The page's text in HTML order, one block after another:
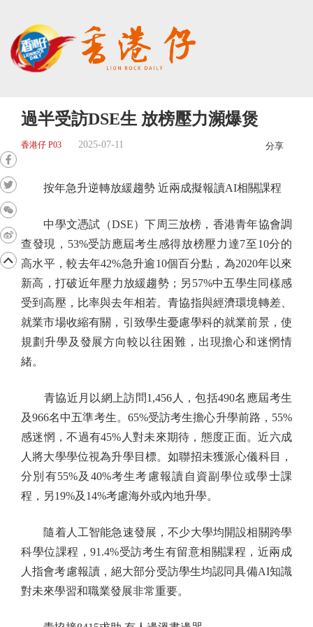
過半受訪DSE生 放榜壓力瀕爆煲
香港仔 P03 2025-07-11 分享
按年急升逆轉放緩趨勢 近兩成擬報讀AI相關課程
中學文憑試（DSE）下周三放榜，香港青年協會調
查發現，53%受訪應屆考生感得放榜壓力達7至10分的
高水平，較去年42%急升逾10個百分點，為2020年以來
新高，打破近年壓力放緩趨勢；另57%中五學生同樣感
受到高壓，比率與去年相若。青協指與經濟環境轉差、
就業市場收縮有關，引致學生憂慮學科的就業前景，使
規劃升學及發展方向較以往困難，出現擔心和迷惘情
緒。
青協近月以網上訪問1,456人，包括490名應屆考生
及966名中五準考生。65%受訪考生擔心升學前路，55%
感迷惘，不過有45%人對未來期待，態度正面。近六成
人將大學學位視為升學目標。如聯招未獲派心儀科目，
分別有55%及40%考生考慮報讀自資副學位或學士課
程，另19%及14%考慮海外或內地升學。
隨着人工智能急速發展，不少大學均開設相關跨學
科學位課程，91.4%受訪考生有留意相關課程，近兩成
人指會考慮報讀，絕大部分受訪學生均認同具備AI知識
對未來學習和職業發展非常重要。